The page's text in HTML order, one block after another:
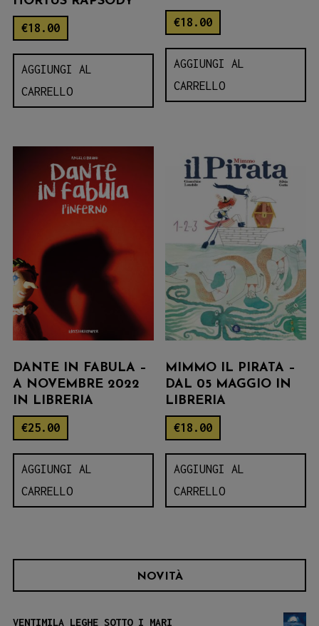
€18.00
AGGIUNGI AL
CARRELLO
€18.00
AGGIUNGI AL
CARRELLO
DANTE IN FABULA –
A NOVEMBRE 2022
IN LIBRERIA
€25.00
AGGIUNGI AL
CARRELLO
MIMMO IL PIRATA –
DAL 05 MAGGIO IN
LIBRERIA
€18.00
AGGIUNGI AL
CARRELLO
NOVITÀ
VENTIMILA LEGHE SOTTO I MARI